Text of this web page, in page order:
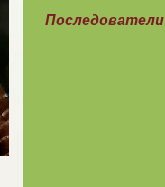
Последователи